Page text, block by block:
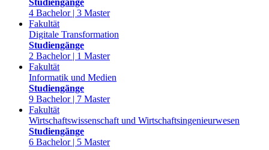
Studiengänge
4 Bachelor | 3 Master
Fakultät
Digitale Transformation
Studiengänge
2 Bachelor | 1 Master
Fakultät
Informatik und Medien
Studiengänge
9 Bachelor | 7 Master
Fakultät
Wirtschaftswissenschaft und Wirtschaftsingenieurwesen
Studiengänge
6 Bachelor | 5 Master